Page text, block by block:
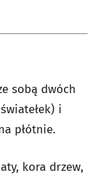
sobą dwóch
i
płótnie.
kora drzew,